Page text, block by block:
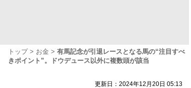
トップ お金
有馬記念が引退レースとなる馬の“注目すべ
きポイント”。ドウデュース以外に複数頭が該当
更新日：2024年12月20日 05:13